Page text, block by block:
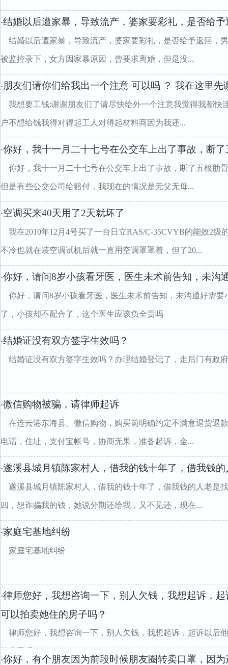
·结婚以后遭家暴，导致流产，婆家要彩礼，是否给
结婚以后遭家暴，导致流产，婆家要彩礼，是否给予返回，
被监控录下，女方因家暴原因，曾要求离婚，但是没...
·朋友们请你们给我出一个注意 可以吗 ？ 我在这里先
我想要工钱:谢谢朋友们了请尽快给外一个注意我觉得我都快
户不想给钱我得对得起工人对得起材料商因为我还...
·你好，我十一月二十七号在公交车上出了事故，断
你好，我十一月二十七号在公交车上出了事故，断了五根肋
但是有些公交公司给赔付，我现在的情况是无父无母...
·空调买来40天用了2天就坏了
我在2010年12月4号买了一台日立RAS/C-35CVYB的能效2级
不冷也就在装空调试机后就一直用空调罩罩着，但了20...
·你好，请问8岁小孩看牙医，医生未术前告知，未沟
你好，请问8岁小孩看牙医，医生未术前告知，未沟通好需
了，小孩却不配合了，这个医生应该负全责吗
·结婚证没有双方签字生效吗？
结婚证没有双方签字生效吗？办理结婚登记了，走后门有政
·微信购物被骗，请律师起诉
在连云港东海县。微信购物，购买前明确约定不满意退货退
电话，住址，支付宝帐号，协商无果，准备起诉，金...
·遂溪县城月镇陈家村人，借我的钱十年了，借我钱
遂溪县城月镇陈家村人，借我的钱十年了，借我钱的人老是
四，想诈骗我的钱，她说分期还给我，又不见还，现在...
·家庭宅基地纠纷
家庭宅基地纠纷
·律师您好，我想咨询一下，别人欠钱，我想起诉，
可以拍卖她住的房子吗？
律师您好，我想咨询一下，别人欠钱，我想起诉，起诉以后
的房子吗？
·你好，有个朋友因为前段时候朋友圈转卖口罩，因